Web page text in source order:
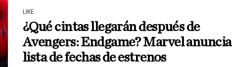
LIKE
¿Qué cintas llegarán después de
Avengers: Endgame? Marvel anuncia
lista de fechas de estrenos